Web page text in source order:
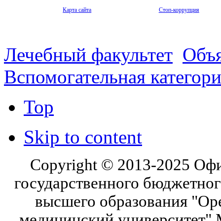
Карта сайта Стоп-коррупция
Лечебный факультет
Вспомогательная
Top
Skip to content
Copyright © 2013-2025
государственного
высшего образования